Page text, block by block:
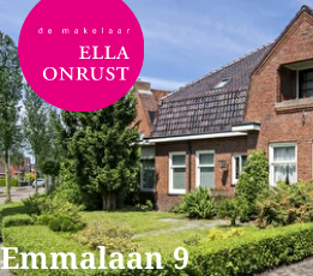
Emmalaan 9